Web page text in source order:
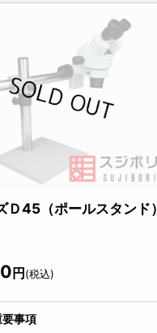
Ｄ45（ポールスタンド）
円 (税込)
事項